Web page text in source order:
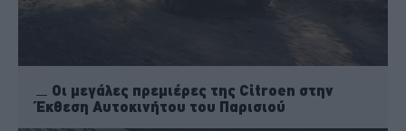
Οι μεγάλες πρεμιέρες της Citroen στην
Έκθεση Αυτοκινήτου του Παρισιού